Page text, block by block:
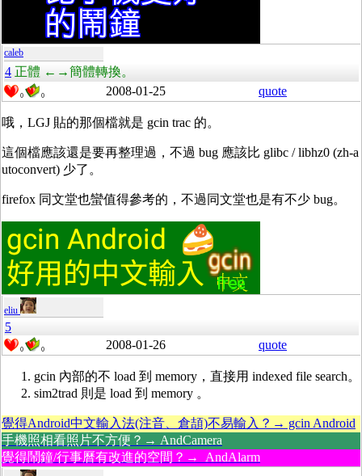
caleb
4 正體 ←→簡體轉換。
0 0 2008-01-25 quote
哦，LGJ 貼的那個檔就是 gcin trac 的。
這個檔應該還是要再整理過，不過 bug 應該比 glibc / libhz0 (zh-a
utoconvert) 少了。
firefox 同文堂也蠻值得參考的，不過同文堂也是有不少 bug。
eliu
5
0 0 2008-01-26 quote
gcin 內部的不 load 到 memory，直接用 indexed file search。
sim2trad 則是 load 到 memory 。
覺得Android中文輸入法(注音、倉頡)不易輸入？→ gcin Android
手機照相看照片不方便？→ AndCamera
覺得鬧鐘/行事曆有改進的空間？→ AndAlarm